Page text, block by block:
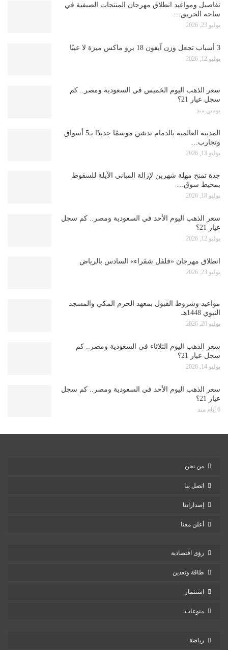
تفاصيل ومواعيد انطلاق مهرجان المنتجات الصيفية في
ساحة الحريق…
يوليو 23, 2026
3 أسباب تجعل وزن آيفون 18 برو ماكس ميزة لا عيبًا
يوليو 12, 2026
سعر الذهب اليوم الخميس في السعودية ومصر.. كم
سجل عيار 21؟
يومين منذ
المدينة العالمية بالدمام تدشن موسمًا جديدًا بـ5 أسواق
وتجارب…
يوليو 13, 2026
جدة تمنح مهلة شهرين لإزالة المباني الآيلة للسقوط
بمحيط سوق…
يوليو 18, 2026
سعر الذهب اليوم الأحد في السعودية ومصر.. كم سجل
عيار 21؟
يوليو 12, 2026
انطلاق مهرجان «فلفل شقراء» السادس بالرياض
يوليو 23, 2026
مواعيد وشروط القبول بمعهد الحرم المكي والمسجد
النبوي 1448هـ
يوليو 20, 2026
سعر الذهب اليوم الثلاثاء في السعودية ومصر.. كم
سجل عيار 21؟
يوليو 14, 2026
سعر الذهب اليوم الأحد في السعودية ومصر.. كم سجل
عيار 21؟
6 أيام منذ
من نحن
اتصل بنا
إصداراتنا
أعلن معنا
رؤى اقتصادية
طاقة وتعدين
استثمار
منوعات
رياضة